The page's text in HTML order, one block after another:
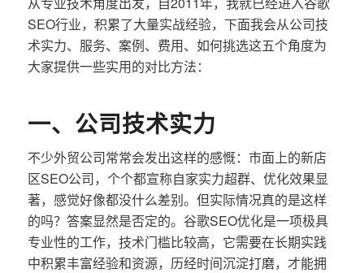
SEO行业，积累了大量实战经验，下面我会从公司技
术实力、服务、案例、费用、如何挑选这五个角度为
大家提供一些实用的对比方法：
一、公司技术实力
不少外贸公司常常会发出这样的感慨：市面上的新店
区SEO公司，个个都宣称自家实力超群、优化效果显
著，感觉好像都没什么差别。但实际情况真的是这样
的吗？答案显然是否定的。谷歌SEO优化是一项极具
专业性的工作，技术门槛比较高，它需要在长期实践
中积累丰富经验和资源，历经时间沉淀打磨，才能拥